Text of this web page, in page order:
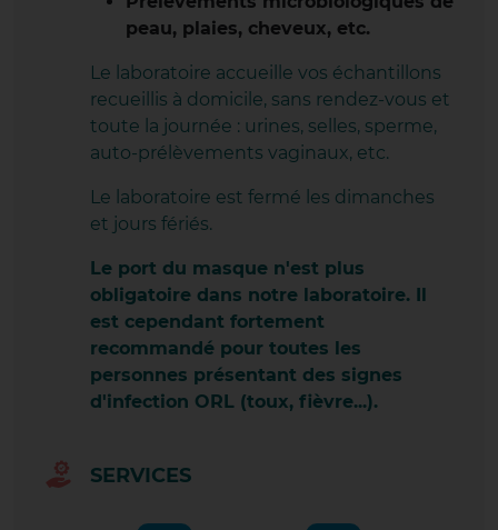
SAINT-ÉTIENNE-DE-SAINT-
SAINT-JEAN-DE-SOUDAIN
TAIN L'HERMITAGE
TOURNON SUR RHÔNE
VALENCE CENTRE VILLE
VALENCE LAPRAT
VALENCE ROSE DES VENTS
VEZERONCE-CURTIN
QUI SOMMES-NOUS ?
peau, plaies, cheveux, etc.
Le laboratoire accueille vos échantillons
recueillis à domicile, sans rendez-vous et
toute la journée : urines, selles, sperme,
auto-prélèvements vaginaux, etc.
Le laboratoire est fermé les dimanches
et jours fériés.
Le port du masque n'est plus
obligatoire dans notre laboratoire. Il
est cependant fortement
recommandé pour toutes les
personnes présentant des signes
d'infection ORL (toux, fièvre...).
SERVICES